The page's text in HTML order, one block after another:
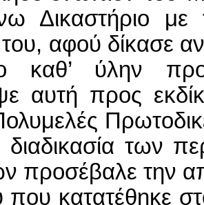
Δικαστήριο με
αφού δίκασε
καθ’ ύλην
αυτή προς
διαδικασία των
προσέβαλε την
που κατατέθηκε